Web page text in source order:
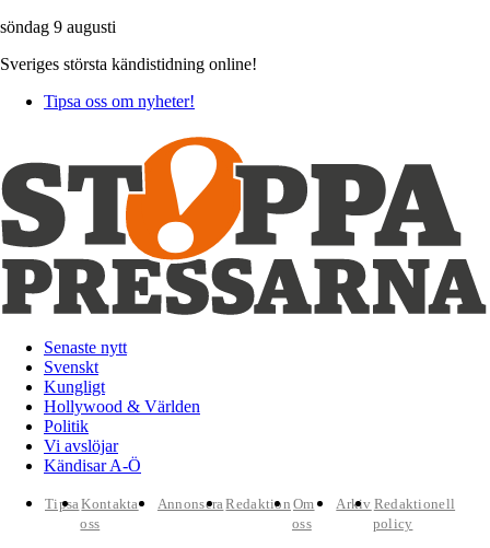
söndag 9 augusti
Sveriges största kändistidning online!
Tipsa oss om nyheter!
Senaste nytt
Svenskt
Kungligt
Hollywood & Världen
Politik
Vi avslöjar
Kändisar A-Ö
TipsaKontakta
oss
AnnonseraRedaktion Om
oss
Arkiv Redaktionell
policy